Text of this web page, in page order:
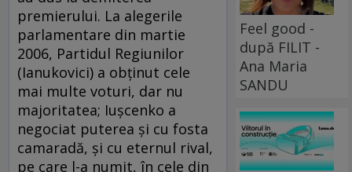
premierului. La alegerile
parlamentare din martie
2006, Partidul Regiunilor
(Ianukovici) a obţinut cele
mai multe voturi, dar nu
majoritatea; Iuşcenko a
negociat puterea şi cu fosta
camaradă, şi cu eternul rival,
pe care l-a numit, în cele din
Feel good -
după FILIT -
Ana Maria
SANDU